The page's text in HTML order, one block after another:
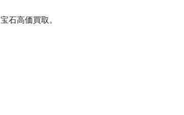
宝石高価買取。